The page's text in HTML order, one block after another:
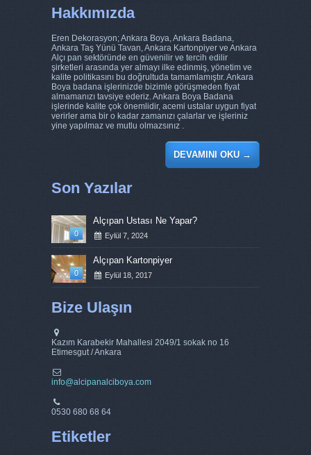
Hakkımızda
Eren Dekorasyon; Ankara Boya, Ankara Badana,
Ankara Taş Yünü Tavan, Ankara Kartonpiyer ve Ankara
Alçı pan sektöründe en güvenilir ve tercih edilir
şirketleri arasında yer almayı ilke edinmiş, yönetim ve
kalite politikasını bu doğrultuda tamamlamıştır. Ankara
Boya badana işlerinizde bizimle görüşmeden fiyat
almamanızı tavsiye ederiz. Ankara Boya Badana
işlerinde kalite çok önemlidir, acemi ustalar uygun fiyat
verirler ama bir o kadar zamanızı çalarlar ve işleriniz
yine yapılmaz ve mutlu olmazsınız .
DEVAMINI OKU→
Son Yazılar
0
Alçıpan Ustası Ne Yapar?
Eylül 7, 2024
0
Alçıpan Kartonpiyer
Eylül 18, 2017
Bize Ulaşın
Kazım Karabekir Mahallesi 2049/1 sokak no 16
Etimesgut / Ankara
info@alcipanalciboya.com
0530 680 68 64
Etiketler